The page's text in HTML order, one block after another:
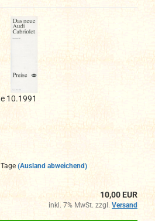
10.1991
(Ausland abweichend)
10,00 EUR
inkl. 7% MwSt. zzgl. Versand